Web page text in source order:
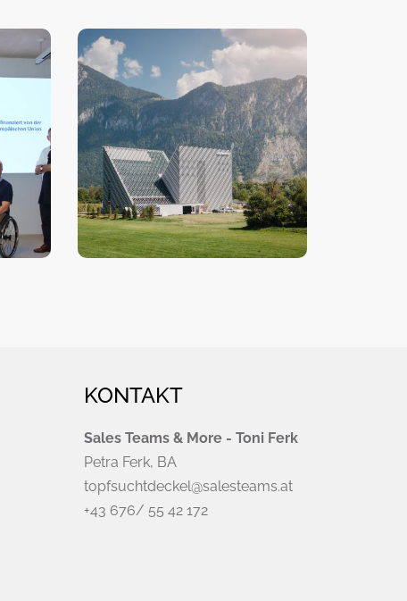
KONTAKT
Sales Teams & More - Toni Ferk
Petra Ferk, BA
topfsuchtdeckel@salesteams.at
+43 676/ 55 42 172